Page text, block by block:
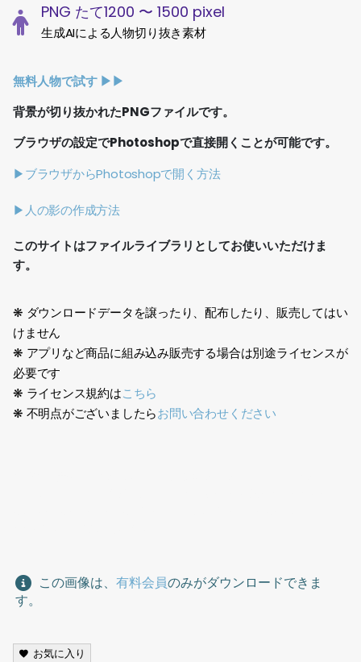
PNG たて1200 〜 1500 pixel
生成AIによる人物切り抜き素材
無料人物で試す ▶︎▶︎
背景が切り抜かれたPNGファイルです。
ブラウザの設定でPhotoshopで直接開くことが可能です。
▶ブラウザからPhotoshopで開く方法
▶人の影の作成方法
このサイトはファイルライブラリとしてお使いいただけま
す。
❋ ダウンロードデータを譲ったり、配布したり、販売してはい
けません
❋ アプリなど商品に組み込み販売する場合は別途ライセンスが
必要です
❋ ライセンス規約はこちら
❋ 不明点がございましたらお問い合わせください
この画像は、 有料会員のみがダウンロードできま
す。
お気に入り